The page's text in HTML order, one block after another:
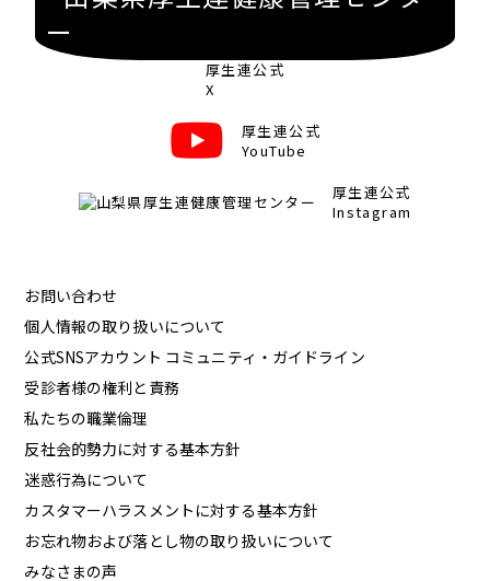
厚生連公式
X
厚生連公式
YouTube
厚生連公式
Instagram
お問い合わせ
個人情報の取り扱いについて
公式SNSアカウント コミュニティ・ガイドライン
受診者様の権利と責務
私たちの職業倫理
反社会的勢力に対する基本方針
迷惑行為について
カスタマーハラスメントに対する基本方針
お忘れ物および落とし物の取り扱いについて
みなさまの声